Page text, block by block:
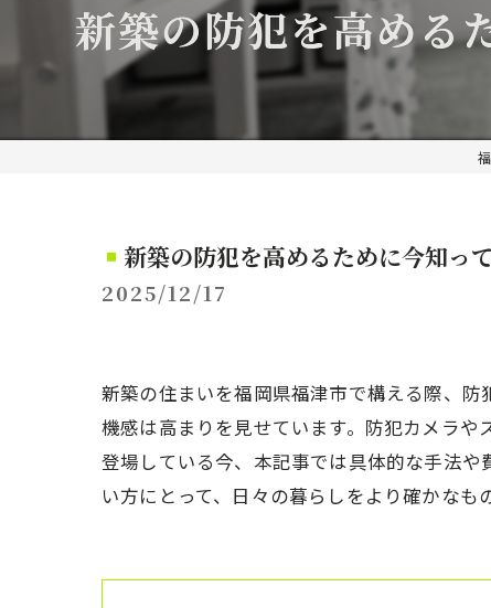
新築の防犯を高める
新築の防犯を高めるために今知っ
2025/12/17
新築の住まいを福岡県福津市で構える際、
機感は高まりを見せています。防犯カメラ
登場している今、本記事では具体的な手法
い方にとって、日々の暮らしをより確かなも